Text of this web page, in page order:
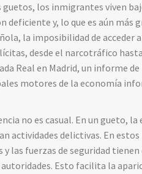
los inmigrantes viven
deficiente y, lo que es aún más
la imposibilidad de acceder
desde el narcotráfico
Real en Madrid, un informe de
motores de la economía
no es casual. En un gueto, la
actividades delictivas. En
las fuerzas de seguridad
Esto facilita la